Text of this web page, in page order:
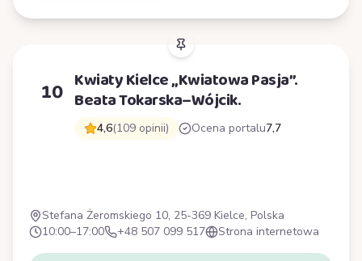
10 Kwiaty Kielce „Kwiatowa Pasja”.
Beata Tokarska–Wójcik.
4,6(109 opinii) Ocena portalu7,7
Stefana Żeromskiego 10, 25-369 Kielce, Polska
10:00–17:00
+48 507 099 517 Strona internetowa